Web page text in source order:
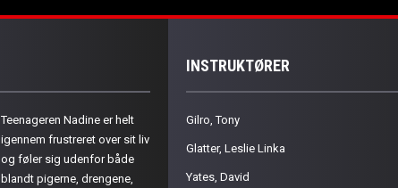
Teenageren Nadine er helt
igennem frustreret over sit liv
og føler sig udenfor både
blandt pigerne, drengene,
INSTRUKTØRER
Gilro, Tony
Glatter, Leslie Linka
Yates, David